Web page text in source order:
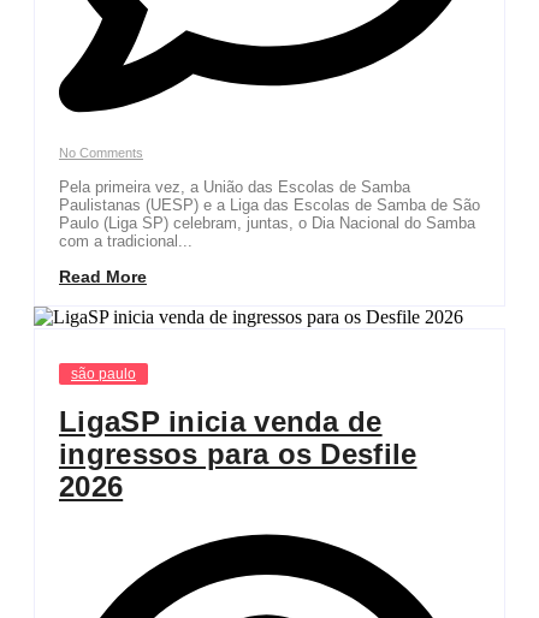
No Comments
Pela primeira vez, a União das Escolas de Samba
Paulistanas (UESP) e a Liga das Escolas de Samba de São
Paulo (Liga SP) celebram, juntas, o Dia Nacional do Samba
com a tradicional...
Read More
são paulo
LigaSP inicia venda de
ingressos para os Desfile
2026